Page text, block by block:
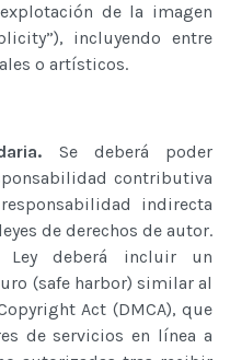
de la imagen
incluyendo entre
o artísticos.
Se deberá poder
contributiva
indirecta
de derechos de autor.
Ley deberá incluir un
(safe harbor) similar al
Act (DMCA), que
de servicios en línea a